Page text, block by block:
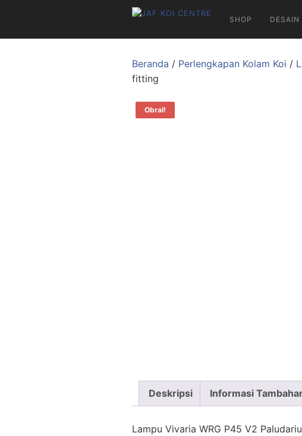
SHOP DESAIN
Beranda / Perlengkapan Kolam Koi /
fitting
Obral!
Deskripsi Informasi
Lampu Vivaria WRG P45 V2